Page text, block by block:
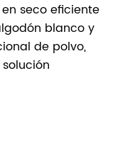
seco eficiente
blanco y
de polvo,